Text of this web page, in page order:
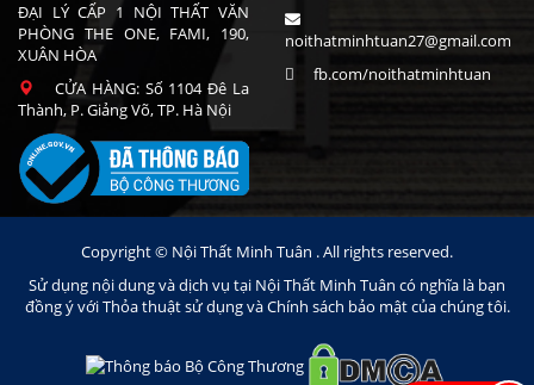
ĐẠI LÝ CẤP 1 NỘI THẤT VĂN
PHÒNG THE ONE, FAMI, 190,
XUÂN HÒA
CỬA HÀNG: Số 1104 Đê La
Thành, P. Giảng Võ, TP. Hà Nội
noithatminhtuan27@gmail.com
fb.com/noithatminhtuan
Copyright © Nội Thất Minh Tuân . All rights reserved.
Sử dụng nội dung và dịch vụ tại Nội Thất Minh Tuân có nghĩa là bạn
đồng ý với Thỏa thuật sử dụng và Chính sách bảo mật của chúng tôi.